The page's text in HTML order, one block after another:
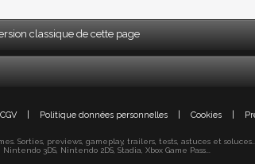
classique de cette page
CGV Politique données personnelles Cookies
previews, gameplay, trailers, tests, astuces et soluces...
3DS, Nintendo 2DS, Stadia, Xbox Game Pass...